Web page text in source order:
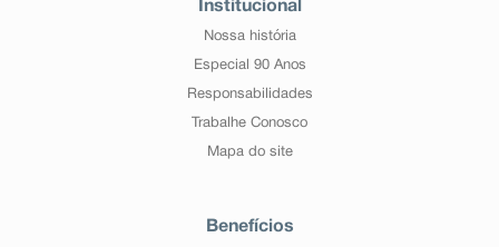
Institucional
Nossa história
Especial 90 Anos
Responsabilidades
Trabalhe Conosco
Mapa do site
Benefícios